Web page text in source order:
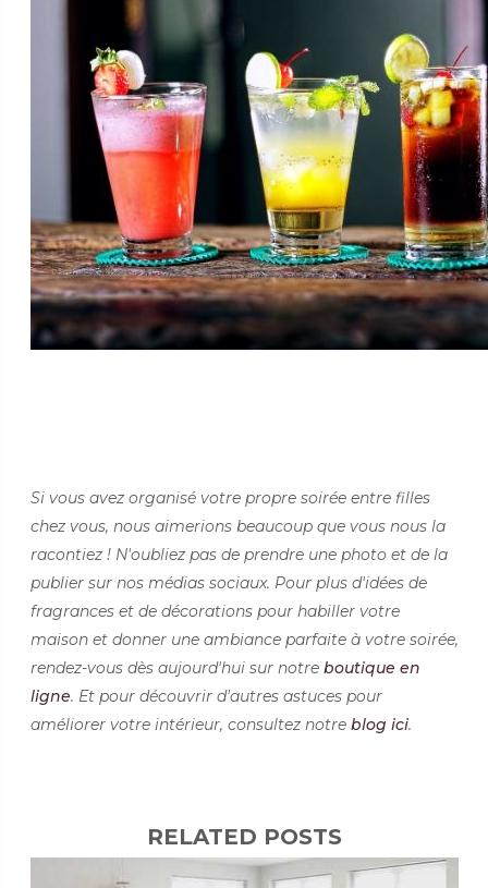
Si vous avez organisé votre propre soirée entre filles
chez vous, nous aimerions beaucoup que vous nous la
racontiez ! N'oubliez pas de prendre une photo et de la
publier sur nos médias sociaux. Pour plus d'idées de
fragrances et de décorations pour habiller votre
maison et donner une ambiance parfaite à votre soirée,
rendez-vous dès aujourd'hui sur notreboutique en
ligne. Et pour découvrir d'autres astuces pour
améliorer votre intérieur, consultez notreblog ici.
RELATED POSTS